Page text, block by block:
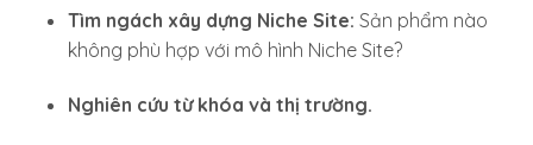
Tìm ngách xây dựng Niche Site: Sản phẩm nào
không phù hợp với mô hình Niche Site?
Nghiên cứu từ khóa và thị trường.